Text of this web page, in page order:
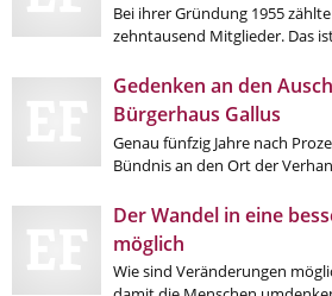
Bei ihrer Gründung 1955
zehntausend Mitglieder. Das
Gedenken an den
Bürgerhaus Gallus
Genau fünfzig Jahre nach
Bündnis an den Ort der
Der Wandel in eine
möglich
Wie sind Veränderungen